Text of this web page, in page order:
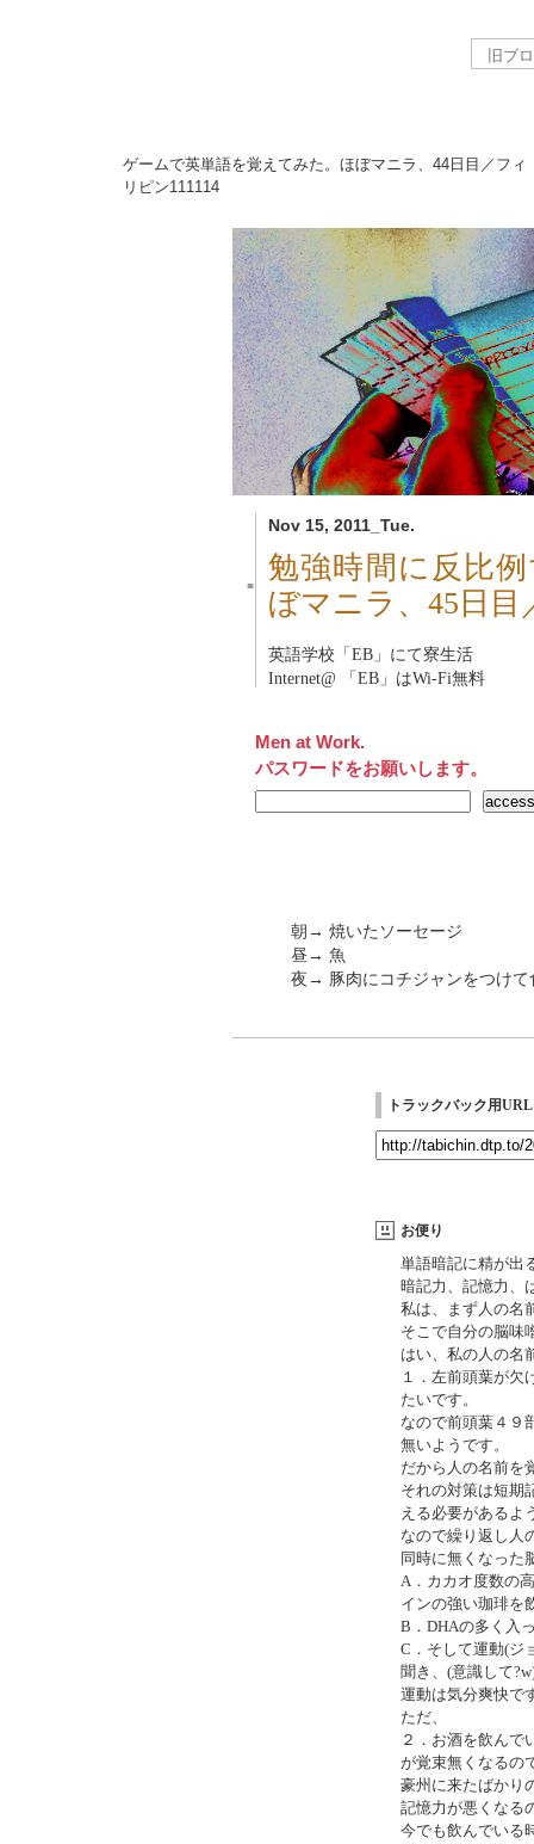
ゲームで英単語を覚えてみた。ほぼマニラ、44日目／フィ
リピン111114
Nov 15, 2011_Tue.
■
勉強時間に反比
ぼマニラ、45日
英語学校「EB 」にて寮生活
Internet@ 「EB 」はWi-Fi無料
Men at Work.
パスワードをお願いします。
朝→ 焼いたソーセージ
昼→ 魚
夜→ 豚肉にコチジャンをつけて
トラックバック用URL
お便り
単語暗記に精が出
暗記力、記憶力、
私は、まず人の名
そこで自分の脳味
はい、私の人の名
１．左前頭葉が欠
たいです。
なので前頭葉４９
無いようです。
だから人の名前を
それの対策は短期
える必要があるよ
なので繰り返し人
同時に無くなった
A．カカオ度数の
インの強い珈琲を
B．DHAの多く入
C．そして運動(ジ
聞き、(意識して
運動は気分爽快で
ただ、
２．お酒を飲んで
が覚束無くなるの
豪州に来たばかり
記憶力が悪くなる
今でも飲んでいる